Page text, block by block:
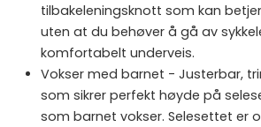
tilbakeleningsknott som kan
uten at du behøver å gå av
komfortabelt underveis.
Vokser med barnet - Justerbar,
som sikrer perfekt høyde på
som barnet vokser. Selesettet er